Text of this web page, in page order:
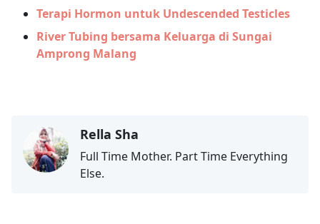
Terapi Hormon untuk Undescended Testicles
River Tubing bersama Keluarga di Sungai
Amprong Malang
Rella Sha
Full Time Mother. Part Time Everything
Else.